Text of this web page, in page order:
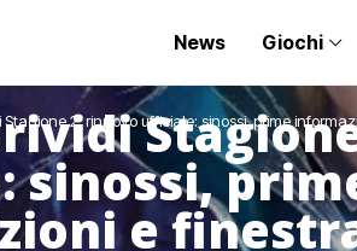
News Giochi
Stagione 2, rinnovo ufficiale: sinossi, prime
sinossi,
e